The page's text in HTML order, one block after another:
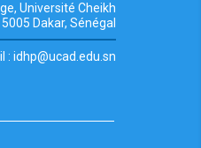
Université Cheikh
Dakar, Sénégal
: idhp@ucad.edu.sn